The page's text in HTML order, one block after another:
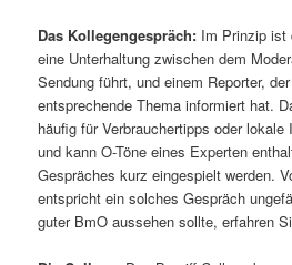
Das Kollegengespräch: Im Prinzip ist
eine Unterhaltung zwischen dem
Sendung führt, und einem Reporter,
entsprechende Thema informiert hat.
häufig für Verbrauchertipps oder
und kann O-Töne eines Experten
Gespräches kurz eingespielt werden.
entspricht ein solches Gespräch
guter BmO aussehen sollte, erfahren